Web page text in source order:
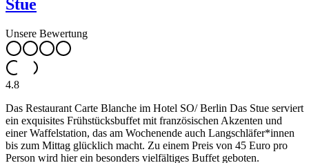
Stue
Unsere Bewertung
4.8
Das Restaurant Carte Blanche im Hotel SO/ Berlin Das Stue serviert
ein exquisites Frühstücksbuffet mit französischen Akzenten und
einer Waffelstation, das am Wochenende auch Langschläfer*innen
bis zum Mittag glücklich macht. Zu einem Preis von 45 Euro pro
Person wird hier ein besonders vielfältiges Buffet geboten.